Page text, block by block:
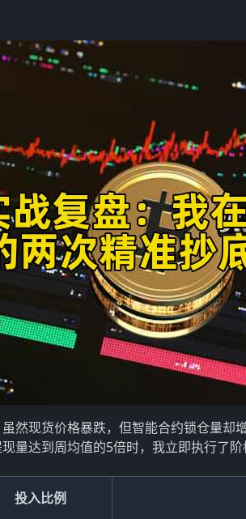
然现货价格暴跌，但智能合约锁仓量却
量达到周均值的5倍时，我立即执行了阶
投入比例